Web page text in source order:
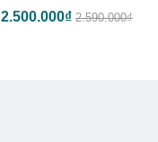
2.500.000₫ 2.590.000₫